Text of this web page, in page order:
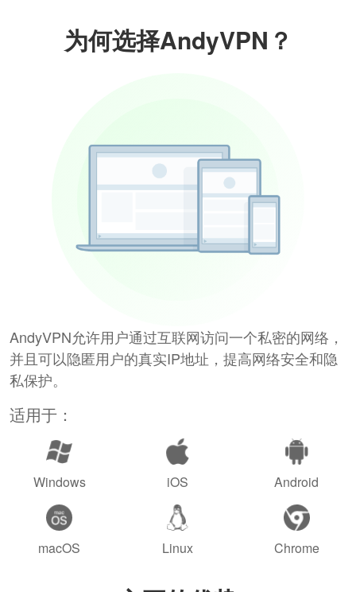
为何选择AndyVPN？
AndyVPN允许用户通过互联网访问一个私密的网络，
并且可以隐匿用户的真实IP地址，提高网络安全和隐
私保护。
适用于：
Windows iOS Android
macOS Linux Chrome